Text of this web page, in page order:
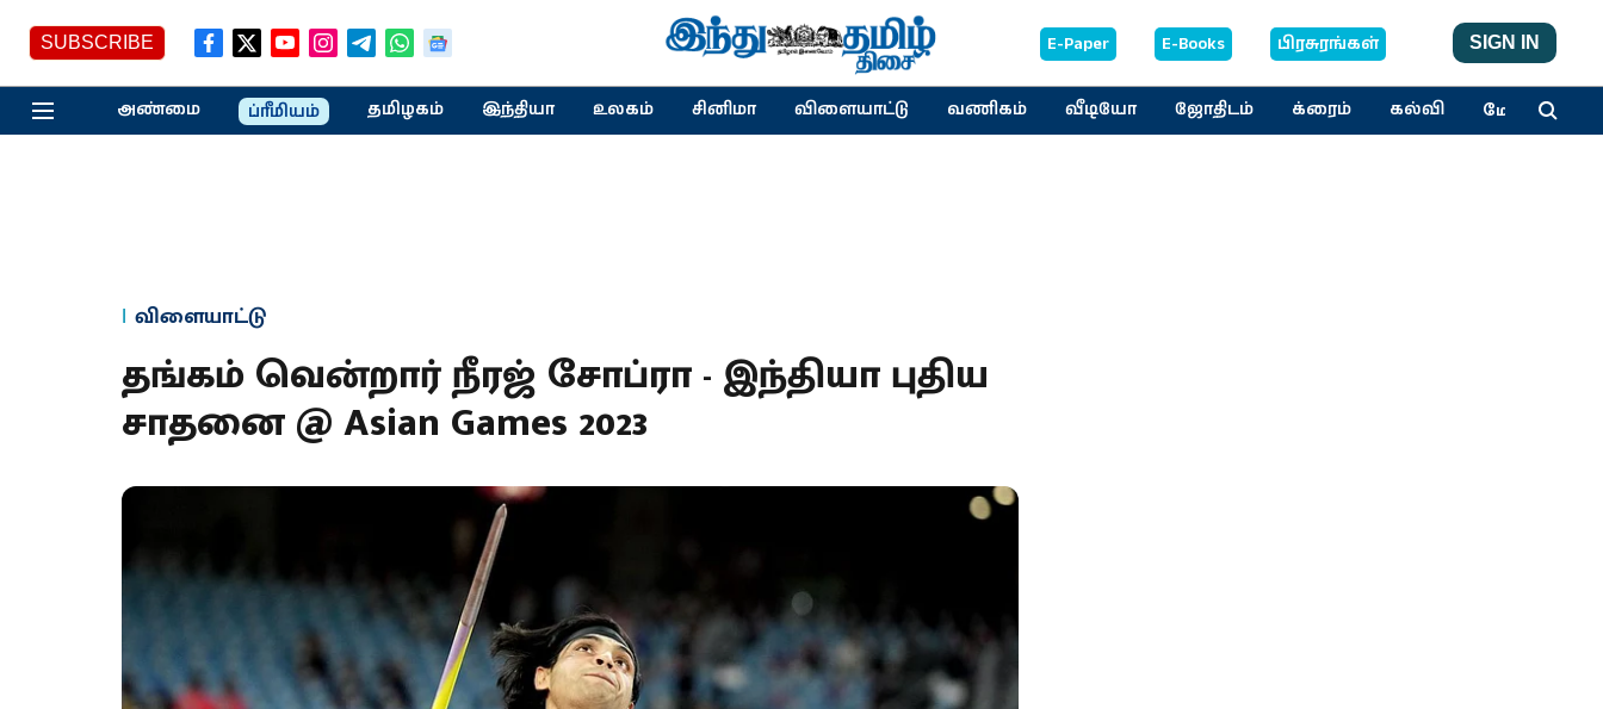
SUBSCRIBE E-Paper E-Books பிரசுரங்கள் SIGN IN
அண்மை ப்ரீமியம் தமிழகம் இந்தியா உலகம் சினிமா விளையாட்டு வணிகம் வீடியோ ஜோதிடம் க்ரைம் கல்வி மேலும்
விளையாட்டு
தங்கம் வென்றார் நீரஜ் சோப்ரா - இந்தியா புதிய
சாதனை @ Asian Games 2023